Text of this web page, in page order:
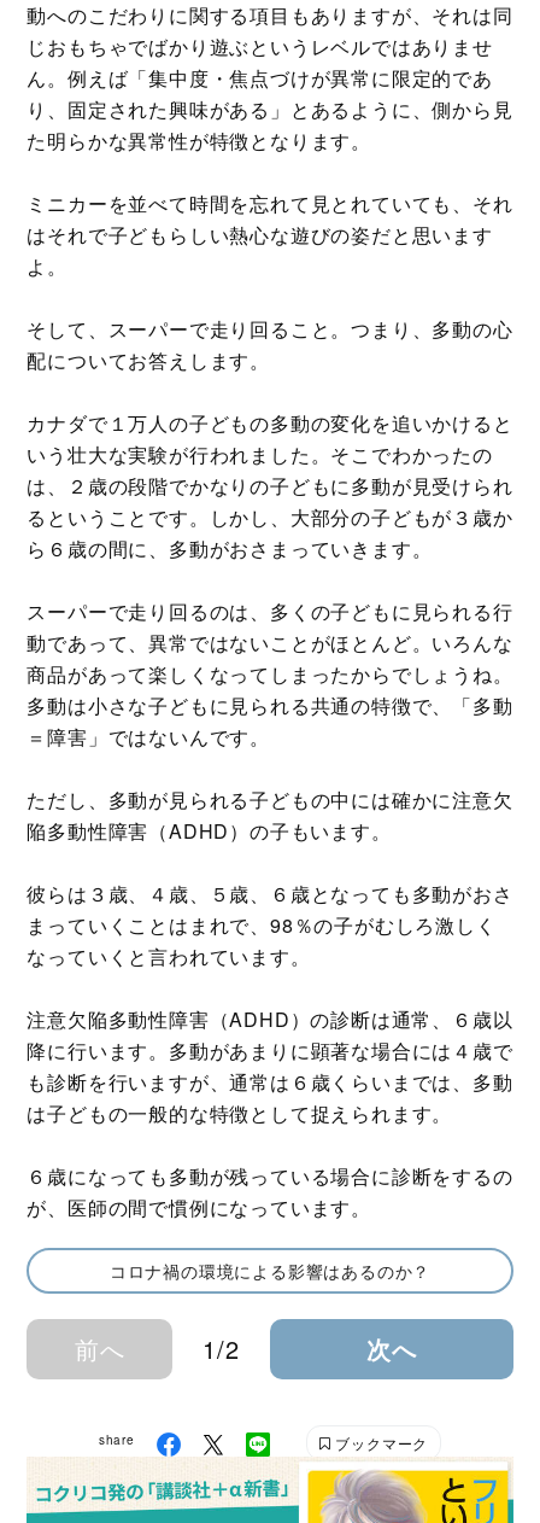
動へのこだわりに関する項目もありますが、それは同
じおもちゃでばかり遊ぶというレベルではありませ
ん。例えば「集中度・焦点づけが異常に限定的であ
り、固定された興味がある」とあるように、側から見
た明らかな異常性が特徴となります。
ミニカーを並べて時間を忘れて見とれていても、それ
はそれで子どもらしい熱心な遊びの姿だと思います
よ。
そして、スーパーで走り回ること。つまり、多動の心
配についてお答えします。
カナダで１万人の子どもの多動の変化を追いかけると
いう壮大な実験が行われました。そこでわかったの
は、２歳の段階でかなりの子どもに多動が見受けられ
るということです。しかし、大部分の子どもが３歳か
ら６歳の間に、多動がおさまっていきます。
スーパーで走り回るのは、多くの子どもに見られる行
動であって、異常ではないことがほとんど。いろんな
商品があって楽しくなってしまったからでしょうね。
多動は小さな子どもに見られる共通の特徴で、「多動
＝障害」ではないんです。
ただし、多動が見られる子どもの中には確かに注意欠
陥多動性障害（ADHD）の子もいます。
彼らは３歳、４歳、５歳、６歳となっても多動がおさ
まっていくことはまれで、98％の子がむしろ激しく
なっていくと言われています。
注意欠陥多動性障害（ADHD）の診断は通常、６歳以
降に行います。多動があまりに顕著な場合には４歳で
も診断を行いますが、通常は６歳くらいまでは、多動
は子どもの一般的な特徴として捉えられます。
６歳になっても多動が残っている場合に診断をするの
が、医師の間で慣例になっています。
コロナ禍の環境による影響はあるのか？
前へ 1/2 次へ
share ブックマーク